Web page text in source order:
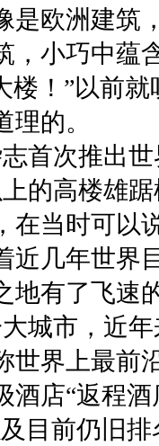
欧洲建筑
，小巧中蕴
楼！”以前
的。
首次推出
的高楼雄
在当时可以
近几年世界
地有了飞速
城市，近
世界上最前
酒店“返程
目前仍旧